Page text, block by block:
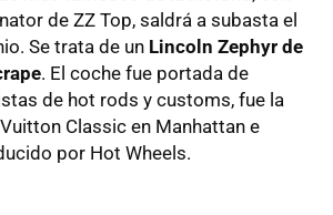
de ZZ Top, saldrá a subasta el
Se trata de un Lincoln Zephyr de
. El coche fue portada de
de hot rods y customs, fue la
Classic en Manhattan e
por Hot Wheels.